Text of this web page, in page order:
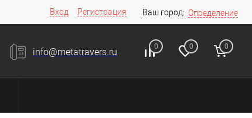
Вход Регистрация Ваш город: Определение
info@metatravers.ru 0 0 0